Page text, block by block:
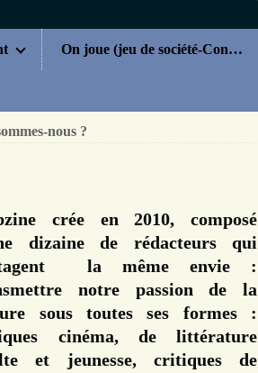
On joue (jeu de société-Concours)
nous ?
crée en 2010, composé
dizaine de rédacteurs qui
la même envie :
notre passion de la
sous toutes ses formes :
cinéma, de littérature
et jeunesse, critiques de